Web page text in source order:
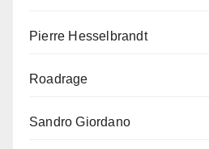
Pierre Hesselbrandt
Roadrage
Sandro Giordano